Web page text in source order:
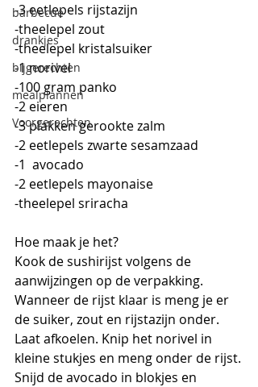
barbecue
drankjes
bijgerechten
mealplannen
Voorgerechten
-3 eetlepels rijstazijn
-theelepel zout
-theelepel kristalsuiker
-1 norivel
-100 gram panko
-2 eieren
-3 plakken gerookte zalm
-2 eetlepels zwarte sesamzaad
-1  avocado
-2 eetlepels mayonaise
-theelepel sriracha
Hoe maak je het?
Kook de sushirijst volgens de
aanwijzingen op de verpakking.
Wanneer de rijst klaar is meng je er
de suiker, zout en rijstazijn onder.
Laat afkoelen. Knip het norivel in
kleine stukjes en meng onder de rijst.
Snijd de avocado in blokjes en